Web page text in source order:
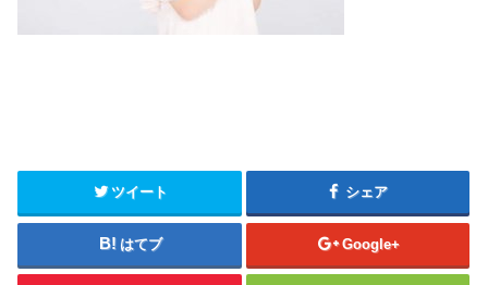
ツイート シェア
はてブ Google+